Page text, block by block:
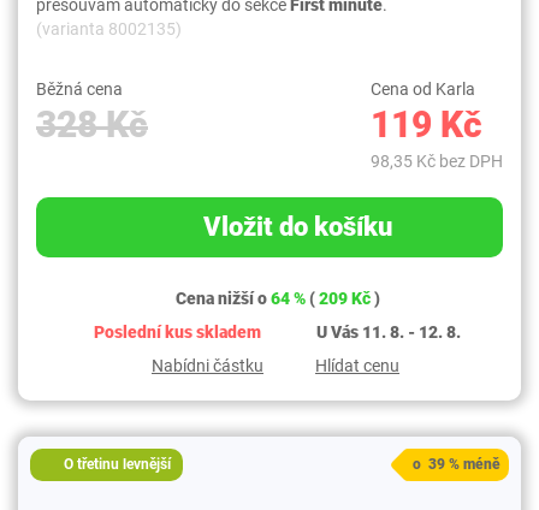
přesouvám automaticky do sekceFirst minute.
(varianta 8002135)
Běžná cena
328 Kč
Cena od Karla
119 Kč
98,35 Kč bez DPH
Vložit do košíku
Cena nižší o64 %(209 Kč)
Poslední kus skladem
U Vás 11. 8. - 12. 8.
Nabídni částku
Hlídat cenu
O třetinu levnější o 39 % méně